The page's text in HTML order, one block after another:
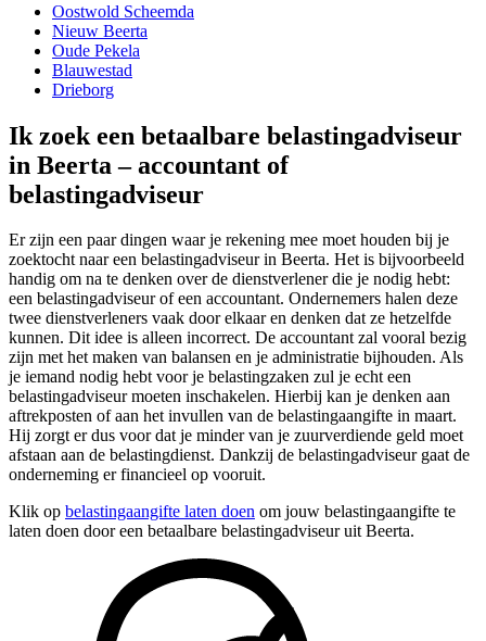
Oostwold Scheemda
Nieuw Beerta
Oude Pekela
Blauwestad
Drieborg
Ik zoek een betaalbare belastingadviseur
in Beerta – accountant of
belastingadviseur
Er zijn een paar dingen waar je rekening mee moet houden bij je
zoektocht naar een belastingadviseur in Beerta. Het is bijvoorbeeld
handig om na te denken over de dienstverlener die je nodig hebt:
een belastingadviseur of een accountant. Ondernemers halen deze
twee dienstverleners vaak door elkaar en denken dat ze hetzelfde
kunnen. Dit idee is alleen incorrect. De accountant zal vooral bezig
zijn met het maken van balansen en je administratie bijhouden. Als
je iemand nodig hebt voor je belastingzaken zul je echt een
belastingadviseur moeten inschakelen. Hierbij kan je denken aan
aftrekposten of aan het invullen van de belastingaangifte in maart.
Hij zorgt er dus voor dat je minder van je zuurverdiende geld moet
afstaan aan de belastingdienst. Dankzij de belastingadviseur gaat de
onderneming er financieel op vooruit.
Klik op belastingaangifte laten doen om jouw belastingaangifte te
laten doen door een betaalbare belastingadviseur uit Beerta.